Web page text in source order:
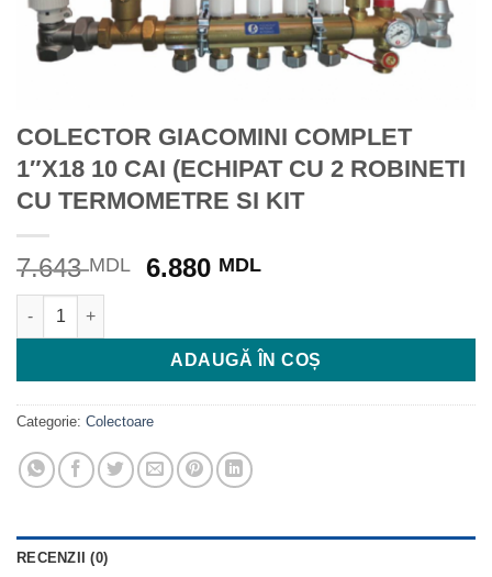
COLECTOR GIACOMINI COMPLET
1″X18 10 CAI (ECHIPAT CU 2 ROBINETI
CU TERMOMETRE SI KIT
7.643MDL
Prețul
fost:
7.643 MDL.
6.880 MDLPrețul
6.880 MDL.
Cantitate COLECTOR GIACOMINI COMPLET 1"X18 10 CAI
ADAUGĂ ÎN COȘ
Categorie: Colectoare
RECENZII (0)